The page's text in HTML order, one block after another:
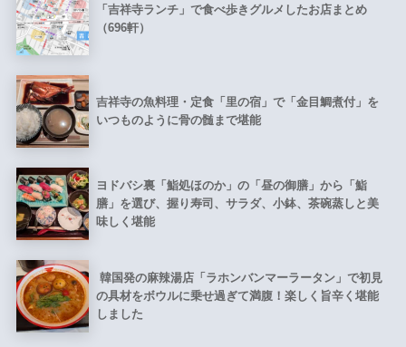
「吉祥寺ランチ」で食べ歩きグルメしたお店まとめ
（696軒）
吉祥寺の魚料理・定食「里の宿」で「金目鯛煮付」を
いつものように骨の髄まで堪能
ヨドバシ裏「鮨処ほのか」の「昼の御膳」から「鮨
膳」を選び、握り寿司、サラダ、小鉢、茶碗蒸しと美
味しく堪能
韓国発の麻辣湯店「ラホンバンマーラータン」で初見
の具材をボウルに乗せ過ぎて満腹！楽しく旨辛く堪能
しました